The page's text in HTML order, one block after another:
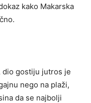
kako Makarska
dio gostiju jutros je
nego na plaži,
da se najbolji